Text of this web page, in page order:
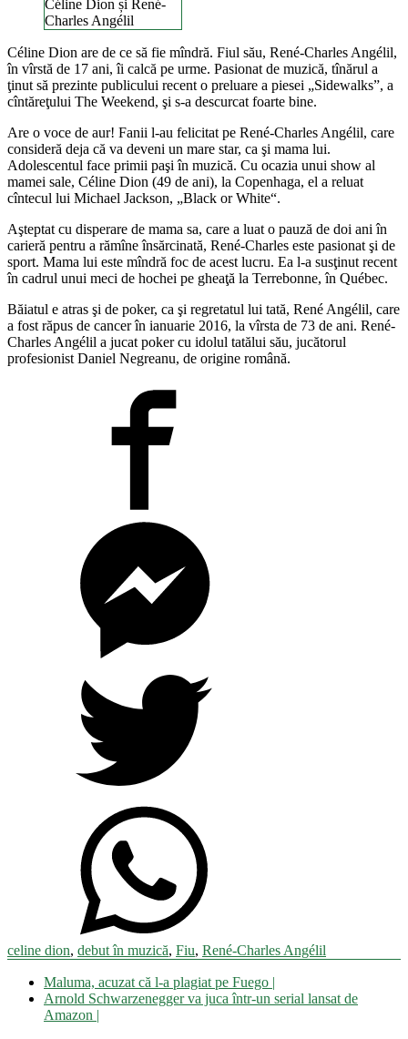
Céline Dion și René-
Charles Angélil
Céline Dion are de ce să fie mîndră. Fiul său, René-Charles Angélil,
în vîrstă de 17 ani, îi calcă pe urme. Pasionat de muzică, tînărul a
ţinut să prezinte publicului recent o preluare a piesei „Sidewalks”, a
cîntăreţului The Weekend, şi s-a descurcat foarte bine.
Are o voce de aur! Fanii l-au felicitat pe René-Charles Angélil, care
consideră deja că va deveni un mare star, ca şi mama lui.
Adolescentul face primii paşi în muzică. Cu ocazia unui show al
mamei sale, Céline Dion (49 de ani), la Copenhaga, el a reluat
cîntecul lui Michael Jackson, „Black or White“.
Aşteptat cu disperare de mama sa, care a luat o pauză de doi ani în
carieră pentru a rămîne însărcinată, René-Charles este pasionat şi de
sport. Mama lui este mîndră foc de acest lucru. Ea l-a susţinut recent
în cadrul unui meci de hochei pe gheaţă la Terrebonne, în Québec.
Băiatul e atras şi de poker, ca şi regretatul lui tată, René Angélil, care
a fost răpus de cancer în ianuarie 2016, la vîrsta de 73 de ani. René-
Charles Angélil a jucat poker cu idolul tatălui său, jucătorul
profesionist Daniel Negreanu, de origine română.
celine dion, debut în muzică, Fiu, René-Charles Angélil
articole
Maluma, acuzat că l-a plagiat pe Fuego |
Arnold Schwarzenegger va juca într-un serial lansat de
Amazon |